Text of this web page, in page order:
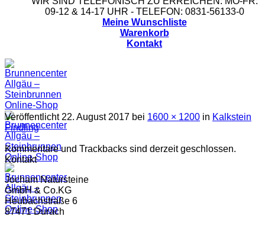
09-12 & 14-17 UHR - TELEFON: 0831-56133-0
Meine Wunschliste
Warenkorb
Kontakt
Veröffentlicht 22. August 2017 bei 1600 × 1200 in Kalkstein
Findling
Kommentare und Trackbacks sind derzeit geschlossen.
Kontakt
Jocham Natursteine
GmbH & Co.KG
Heubachstraße 6
87471 Durach